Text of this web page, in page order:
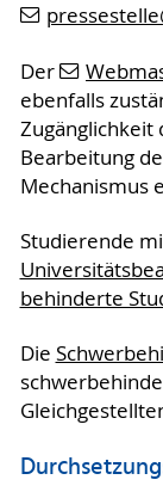
pressestelle
Der
ebenfalls
Zugänglichkeit
Bearbeitung
Mechanismus
Studierende
behinderte
Die